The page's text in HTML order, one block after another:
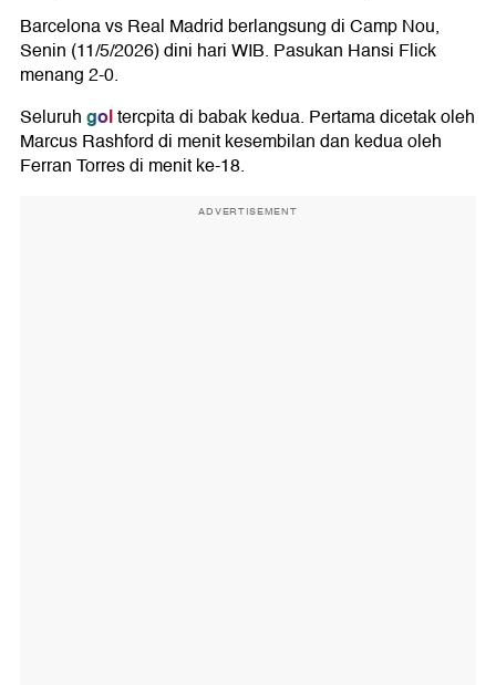
Barcelona vs Real Madrid berlangsung di Camp Nou,
Senin (11/5/2026) dini hari WIB. Pasukan Hansi Flick
menang 2-0.
Seluruhgoltercpita di babak kedua. Pertama dicetak oleh
Marcus Rashford di menit kesembilan dan kedua oleh
Ferran Torres di menit ke-18.
ADVERTISEMENT